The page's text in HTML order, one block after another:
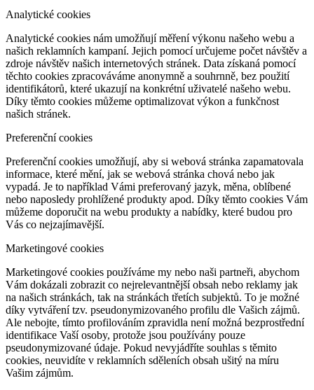
Analytické cookies
Analytické cookies nám umožňují měření výkonu našeho webu a
našich reklamních kampaní. Jejich pomocí určujeme počet návštěv a
zdroje návštěv našich internetových stránek. Data získaná pomocí
těchto cookies zpracováváme anonymně a souhrnně, bez použití
identifikátorů, které ukazují na konkrétní uživatelé našeho webu.
Díky těmto cookies můžeme optimalizovat výkon a funkčnost
našich stránek.
Preferenční cookies
Preferenční cookies umožňují, aby si webová stránka zapamatovala
informace, které mění, jak se webová stránka chová nebo jak
vypadá. Je to například Vámi preferovaný jazyk, měna, oblíbené
nebo naposledy prohlížené produkty apod. Díky těmto cookies Vám
můžeme doporučit na webu produkty a nabídky, které budou pro
Vás co nejzajímavější.
Marketingové cookies
Marketingové cookies používáme my nebo naši partneři, abychom
Vám dokázali zobrazit co nejrelevantnější obsah nebo reklamy jak
na našich stránkách, tak na stránkách třetích subjektů. To je možné
díky vytváření tzv. pseudonymizovaného profilu dle Vašich zájmů.
Ale nebojte, tímto profilováním zpravidla není možná bezprostřední
identifikace Vaší osoby, protože jsou používány pouze
pseudonymizované údaje. Pokud nevyjádříte souhlas s těmito
cookies, neuvidíte v reklamních sděleních obsah ušitý na míru
Vašim zájmům.